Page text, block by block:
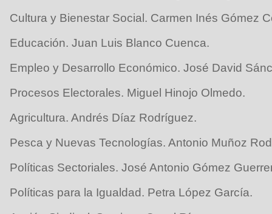
Cultura y Bienestar Social. Carmen Inés Gómez
Educación. Juan Luis Blanco Cuenca.
Empleo y Desarrollo Económico. José David
Procesos Electorales. Miguel Hinojo Olmedo.
Agricultura. Andrés Díaz Rodríguez.
Pesca y Nuevas Tecnologías. Antonio Muñoz
Políticas Sectoriales. José Antonio Gómez
Políticas para la Igualdad. Petra López García.